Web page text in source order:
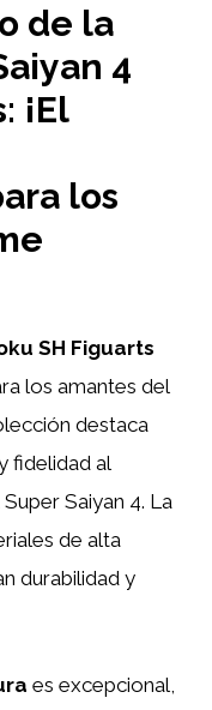
de la
4
¡El
los
SH Figuarts
los amantes del
destaca
fidelidad al
Saiyan 4. La
de alta
durabilidad y
es excepcional,